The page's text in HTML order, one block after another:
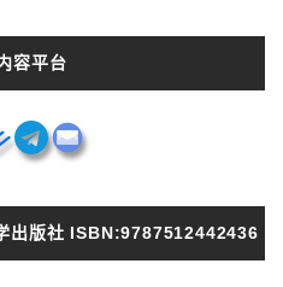
容平台
出版社 ISBN:9787512442436